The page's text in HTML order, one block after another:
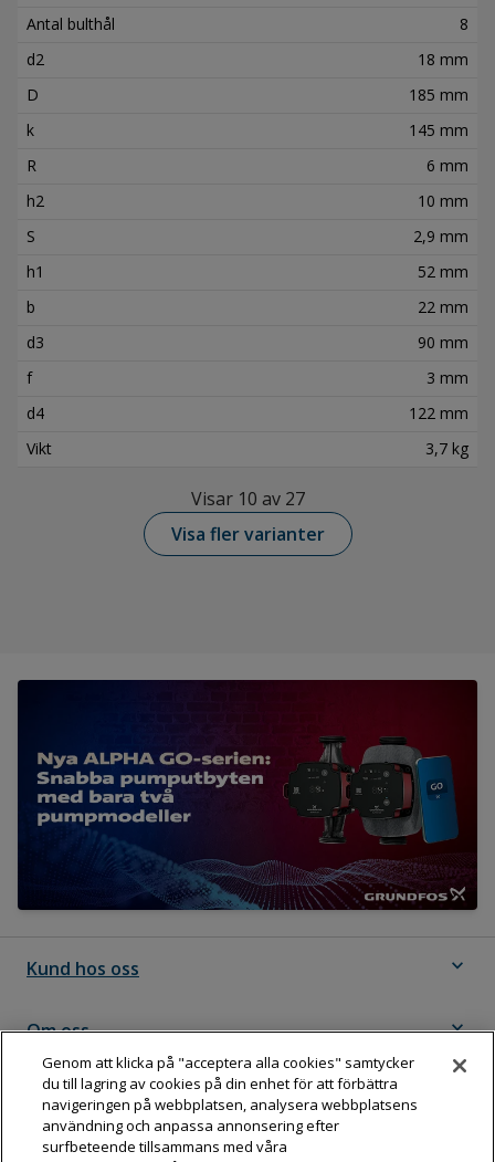
Antal bulthål
8
d2
18 mm
D
185 mm
k
145 mm
R
6 mm
h2
10 mm
S
2,9 mm
h1
52 mm
b
22 mm
d3
90 mm
f
3 mm
d4
122 mm
Vikt
3,7 kg
Visar 10 av 27
Visa fler varianter
Kund hos oss expand_more
Om oss expand_more
Följ Dahl
Genom att klicka på "acceptera alla cookies" samtycker
du till lagring av cookies på din enhet för att förbättra
navigeringen på webbplatsen, analysera webbplatsens
användning och anpassa annonsering efter
surfbeteende tillsammans med våra